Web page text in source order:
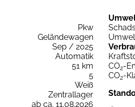
Pkw
Geländewagen
Sep / 2025
Automatik
51 km
5
Weiß
Zentrallager
ab ca. 11.08.2026
CO2-
CO2-